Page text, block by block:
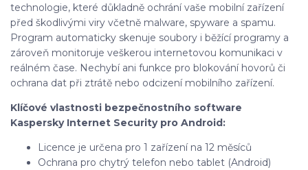
technologie, které důkladně ochrání vaše mobilní zařízení
před škodlivými viry včetně malware, spyware a spamu.
Program automaticky skenuje soubory i běžící programy a
zároveň monitoruje veškerou internetovou komunikaci v
reálném čase. Nechybí ani funkce pro blokování hovorů či
ochrana dat při ztrátě nebo odcizení mobilního zařízení.
Klíčové vlastnosti bezpečnostního software
Kaspersky Internet Security pro Android:
Licence je určena pro 1 zařízení na 12 měsíců
Ochrana pro chytrý telefon nebo tablet (Android)